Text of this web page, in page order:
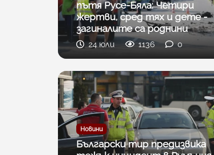
пътя Русе-Бяла: Четири
жертви, сред тях и дете -
загиналите са роднини
24 юли 1136 0
Новини
Български тир предизвика